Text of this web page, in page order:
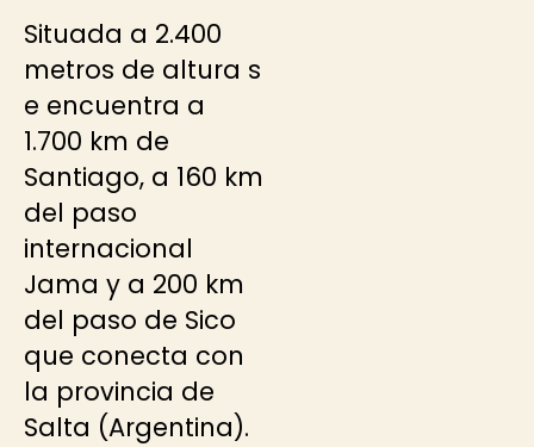
Situada a 2.400
metros de altura s
e encuentra a
1.700 km de
Santiago, a 160 km
del paso
internacional
Jama y a 200 km
del paso de Sico
que conecta con
la provincia de
Salta (Argentina).